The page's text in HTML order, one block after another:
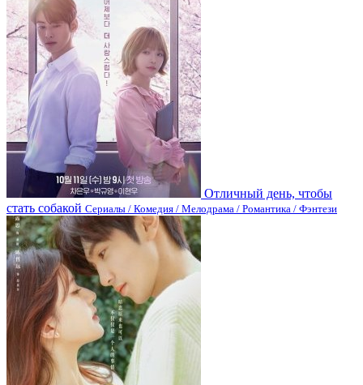
Отличный день, чтобы
стать собакой Сериалы / Комедия / Мелодрама / Романтика / Фэнтези